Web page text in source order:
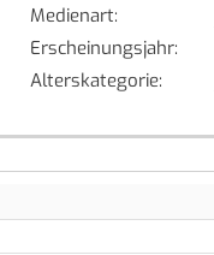
Medienart:
Erscheinungsjahr:
Alterskategorie: